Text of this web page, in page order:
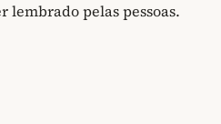
pelas pessoas.